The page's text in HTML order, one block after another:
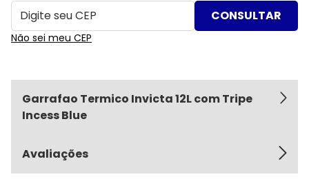
Não sei meu CEP
Garrafao Termico Invicta 12L com Tripe
Incess Blue
Avaliações